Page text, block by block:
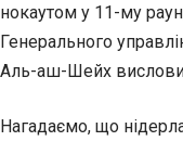
нокаутом у 11-му
Генерального
Аль-аш-Шейх
Нагадаємо, що